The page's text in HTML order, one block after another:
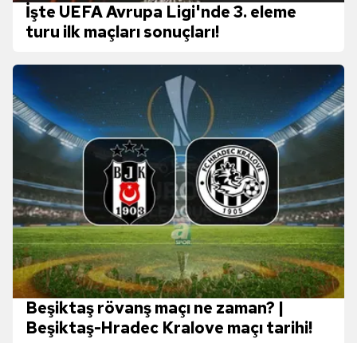
İşte UEFA Avrupa Ligi'nde 3. eleme
turu ilk maçları sonuçları!
Beşiktaş rövanş maçı ne zaman? |
Beşiktaş-Hradec Kralove maçı tarihi!